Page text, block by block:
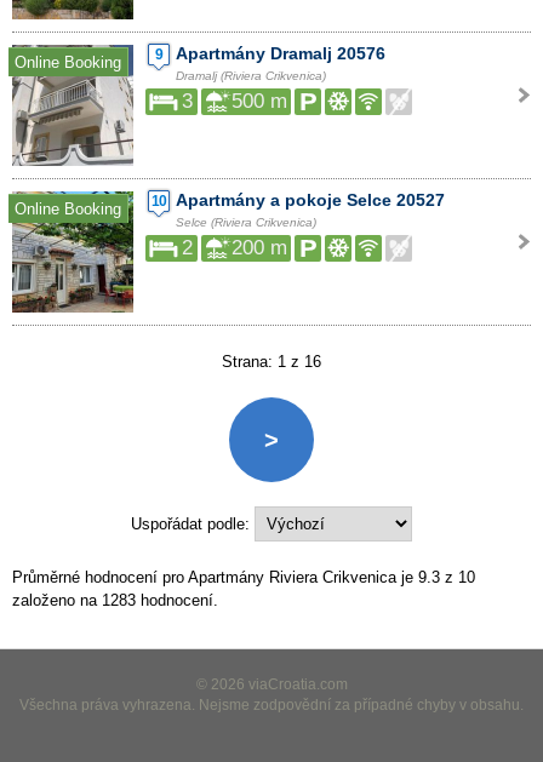
Online Booking 9 Apartmány Dramalj 20576
Dramalj (Riviera Crikvenica)
3 500 m
Online Booking 10 Apartmány a pokoje Selce 20527
Selce (Riviera Crikvenica)
2 200 m
Strana: 1 z 16
>
Uspořádat podle:
Průměrné hodnocení pro Apartmány Riviera Crikvenica je 9.3 z 10
založeno na 1283 hodnocení.
© 2026 viaCroatia.com
Všechna práva vyhrazena. Nejsme zodpovědní za případné chyby v obsahu.